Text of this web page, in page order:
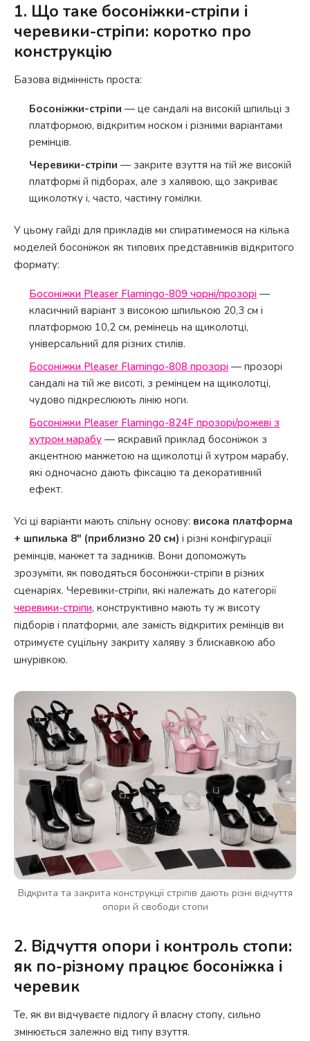
1. Що таке босоніжки-стріпи і
черевики-стріпи: коротко про
конструкцію
Базова відмінність проста:
Босоніжки-стріпи — це сандалі на високій шпильці з
платформою, відкритим носком і різними варіантами
ремінців.
Черевики-стріпи — закрите взуття на тій же високій
платформі й підборах, але з халявою, що закриває
щиколотку і, часто, частину гомілки.
У цьому гайді для прикладів ми спиратимемося на кілька
моделей босоніжок як типових представників відкритого
формату:
Босоніжки Pleaser Flamingo-809 чорні/прозорі —
класичний варіант з високою шпилькою 20,3 см і
платформою 10,2 см, ремінець на щиколотці,
універсальний для різних стилів.
Босоніжки Pleaser Flamingo-808 прозорі — прозорі
сандалі на тій же висоті, з ремінцем на щиколотці,
чудово підкреслюють лінію ноги.
Босоніжки Pleaser Flamingo-824F прозорі/рожеві з
хутром марабу — яскравий приклад босоніжок з
акцентною манжетою на щиколотці й хутром марабу,
які одночасно дають фіксацію та декоративний
ефект.
Усі ці варіанти мають спільну основу: висока платформа
+ шпилька 8" (приблизно 20 см) і різні конфігурації
ремінців, манжет та задників. Вони допоможуть
зрозуміти, як поводяться босоніжки-стріпи в різних
сценаріях. Черевики-стріпи, які належать до категорії
черевики-стріпи, конструктивно мають ту ж висоту
підборів і платформи, але замість відкритих ремінців ви
отримуєте суцільну закриту халяву з блискавкою або
шнурівкою.
Відкрита та закрита конструкції стріпів дають різні відчуття
опори й свободи стопи
2. Відчуття опори і контроль стопи:
як по-різному працює босоніжка і
черевик
Те, як ви відчуваєте підлогу й власну стопу, сильно
змінюється залежно від типу взуття.